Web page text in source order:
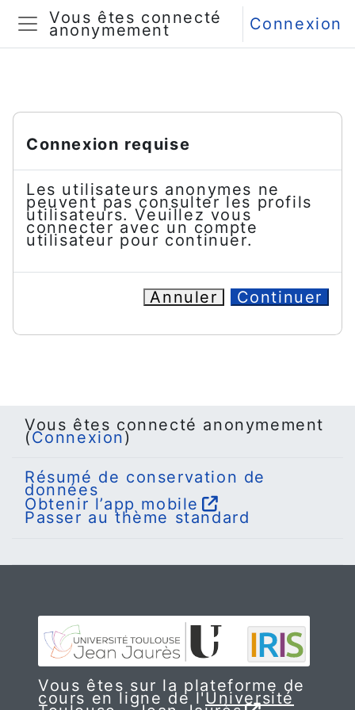
Passer au contenu principal
Panneau latéral
Vous êtes connecté
anonymement Connexion
Connexion requise
Les utilisateurs anonymes ne
peuvent pas consulter les profils
utilisateurs. Veuillez vous
connecter avec un compte
utilisateur pour continuer.
Annuler Continuer
Vous êtes connecté anonymement
(Connexion)
Résumé de conservation de
données
Obtenir l’app mobile
Passer au thème standard
Vous êtes sur la plateforme de
cours en ligne de l'Université